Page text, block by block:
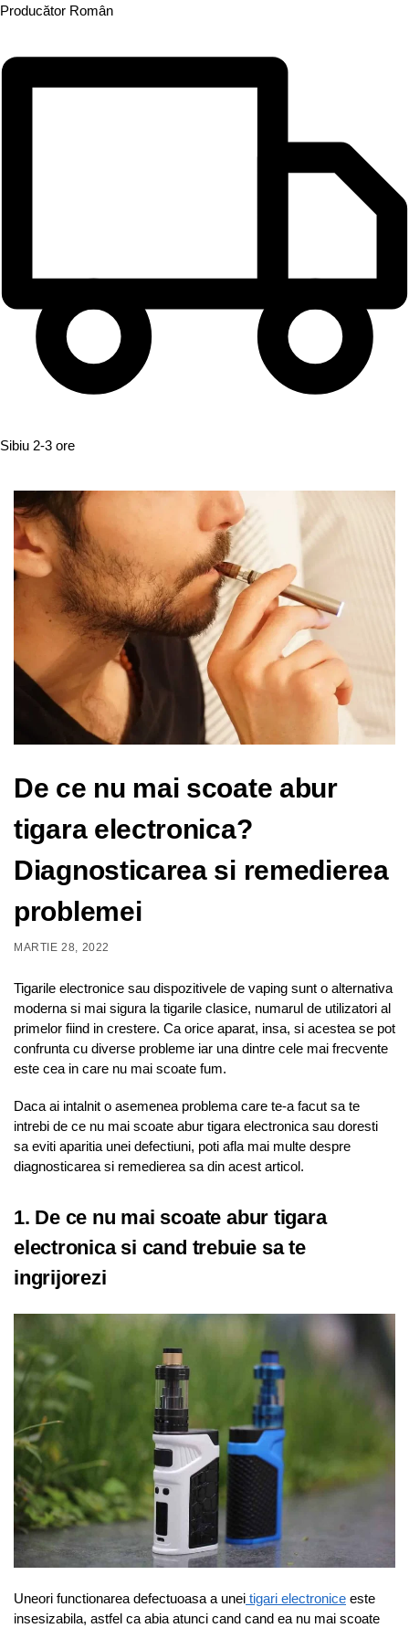
Producător Român
Sibiu 2-3 ore
De ce nu mai scoate abur
tigara electronica?
Diagnosticarea si remedierea
problemei
MARTIE 28, 2022
Tigarile electronice sau dispozitivele de vaping sunt o alternativa
moderna si mai sigura la tigarile clasice, numarul de utilizatori al
primelor fiind in crestere. Ca orice aparat, insa, si acestea se pot
confrunta cu diverse probleme iar una dintre cele mai frecvente
este cea in care nu mai scoate fum.
Daca ai intalnit o asemenea problema care te-a facut sa te
intrebi de ce nu mai scoate abur tigara electronica sau doresti
sa eviti aparitia unei defectiuni, poti afla mai multe despre
diagnosticarea si remedierea sa din acest articol.
1. De ce nu mai scoate abur tigara
electronica si cand trebuie sa te
ingrijorezi
Uneori functionarea defectuoasa a unei tigari electronice este
insesizabila, astfel ca abia atunci cand cand ea nu mai scoate